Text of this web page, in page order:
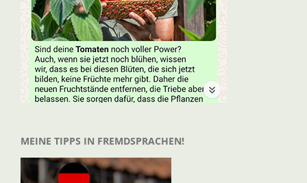
MEINE TIPPS IN FREMDSPRACHEN!